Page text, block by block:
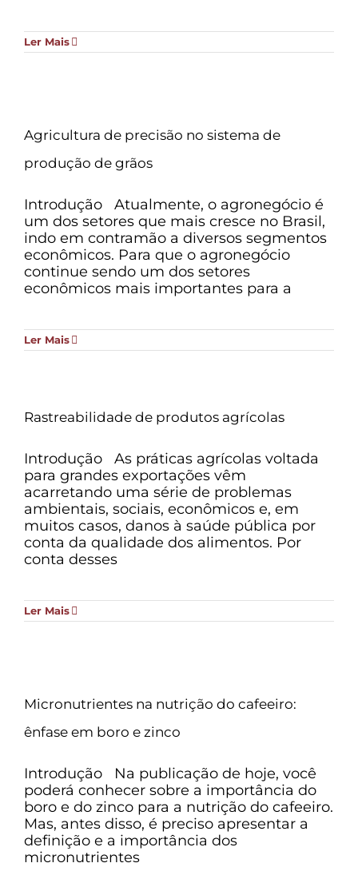
Ler Mais
Agricultura de precisão no sistema de
produção de grãos
Introdução Atualmente, o agronegócio é
um dos setores que mais cresce no Brasil,
indo em contramão a diversos segmentos
econômicos. Para que o agronegócio
continue sendo um dos setores
econômicos mais importantes para a
Ler Mais
Rastreabilidade de produtos agrícolas
Introdução As práticas agrícolas voltada
para grandes exportações vêm
acarretando uma série de problemas
ambientais, sociais, econômicos e, em
muitos casos, danos à saúde pública por
conta da qualidade dos alimentos. Por
conta desses
Ler Mais
Micronutrientes na nutrição do cafeeiro:
ênfase em boro e zinco
Introdução Na publicação de hoje, você
poderá conhecer sobre a importância do
boro e do zinco para a nutrição do cafeeiro.
Mas, antes disso, é preciso apresentar a
definição e a importância dos
micronutrientes